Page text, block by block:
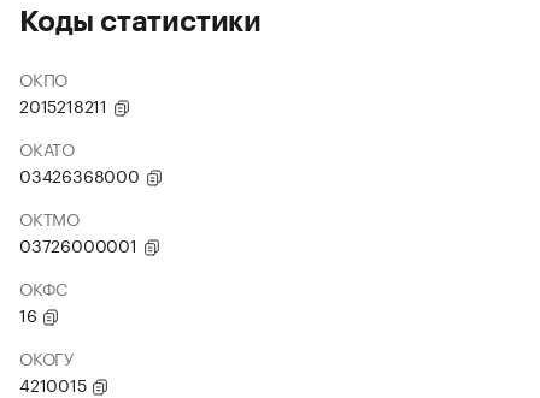
Коды статистики
ОКПО
2015218211
ОКАТО
03426368000
ОКТМО
03726000001
ОКФС
16
ОКОГУ
4210015